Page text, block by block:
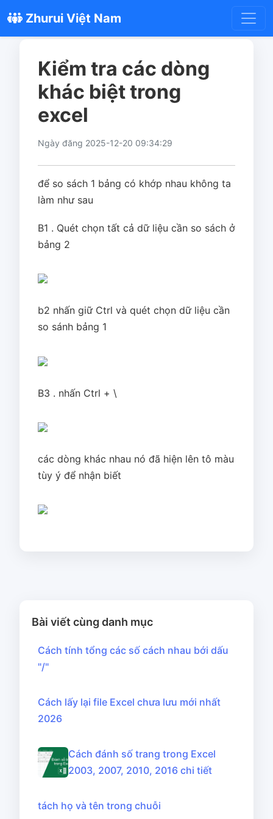
Zhurui Việt Nam
Kiểm tra các dòng
khác biệt trong
excel
Ngày đăng 2025-12-20 09:34:29
để so sách 1 bảng có khớp nhau không ta
làm như sau
B1 . Quét chọn tất cả dữ liệu cần so sách ở
bảng 2
b2 nhấn giữ Ctrl và quét chọn dữ liệu cần
so sánh bảng 1
B3 . nhấn Ctrl + \
các dòng khác nhau nó đã hiện lên tô màu
tùy ý để nhận biết
Bài viết cùng danh mục
Cách tính tổng các số cách nhau bới dấu
"/"
Cách lấy lại file Excel chưa lưu mới nhất
2026
Cách đánh số trang trong Excel
2003, 2007, 2010, 2016 chi tiết
tách họ và tên trong chuỗi